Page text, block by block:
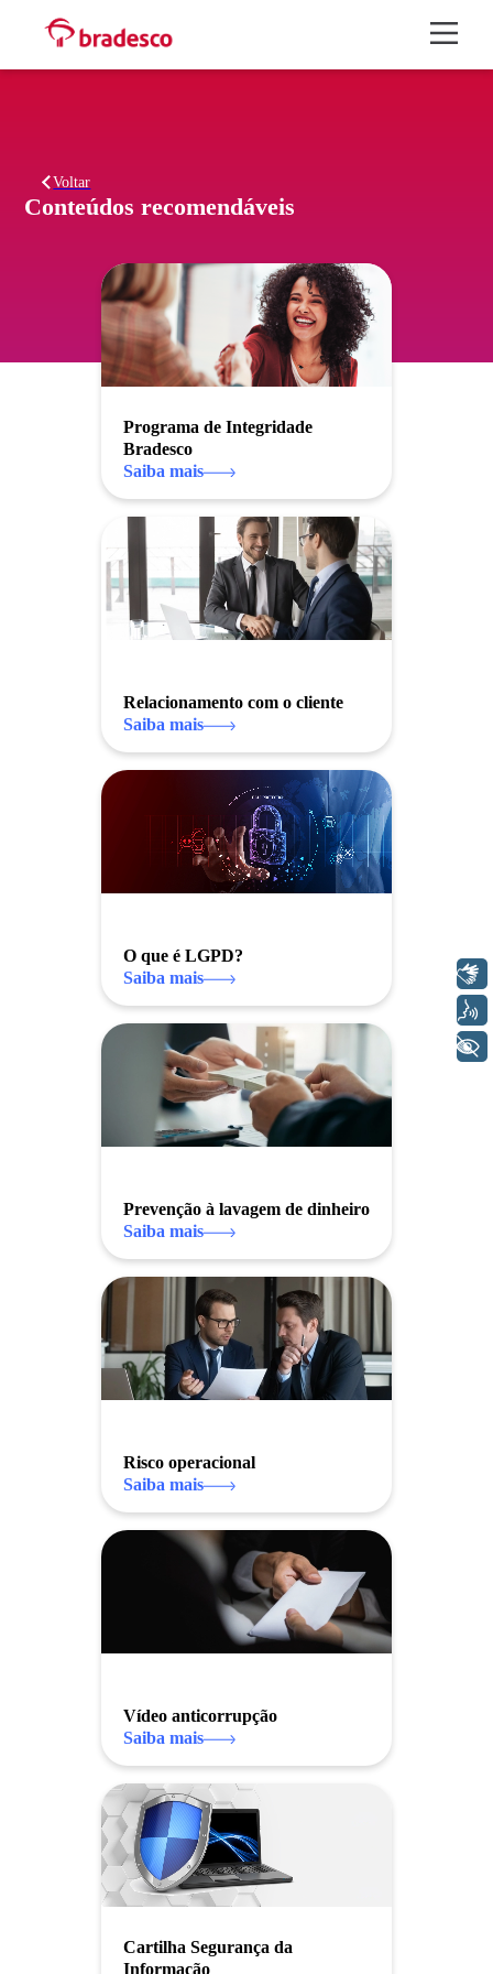
Voltar
Programa de Integridade
Bradesco
Saiba mais
Relacionamento com o cliente
Saiba mais
O que é LGPD?
Saiba mais
Prevenção à lavagem de dinheiro
Saiba mais
Risco operacional
Saiba mais
Vídeo anticorrupção
Saiba mais
Cartilha Segurança da
Informação
+ Acessibilidade